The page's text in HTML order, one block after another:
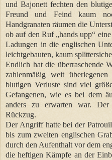
und Bajonett fechten den
Freund und Feind kaum
Handgranaten räumen die
ob auf den Ruf „hands upp“
Ladungen in die englischen
leichtgebauten, kaum
Endlich hat die überraschende
zahlenmäßig weit
blutigen Verluste sind viel
Gefangenen, wie es bei dem
anders zu erwarten war.
Rückzug.
Der Angriff hatte bei der
bis zum zweiten englischen
durch den Aufenthalt vor dem
die heftigen Kämpfe an der